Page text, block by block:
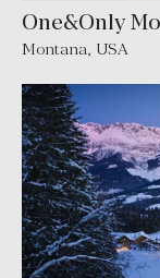
One&Only
Montana, USA